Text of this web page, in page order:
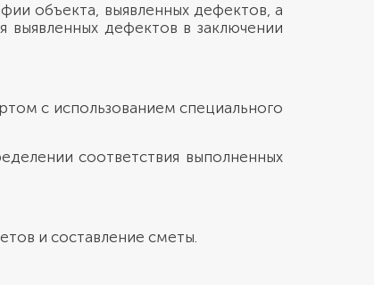
объекта, выявленных дефектов, а
дефектов в заключении
с использованием специального
соответствия выполненных
и составление сметы.